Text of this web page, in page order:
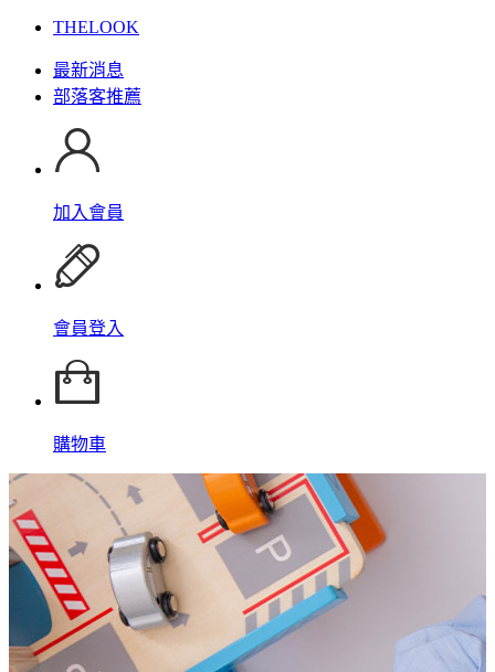
THELOOK
最新消息
部落客推薦
加入會員
會員登入
購物車